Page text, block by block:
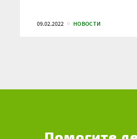
09.02.2022 НОВОСТИ